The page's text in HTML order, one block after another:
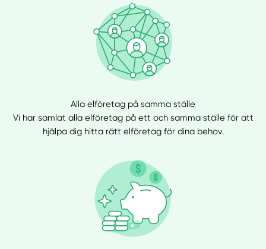
Alla elföretag på samma ställe
Vi har samlat alla elföretag på ett och samma ställe för att
hjälpa dig hitta rätt elföretag för dina behov.